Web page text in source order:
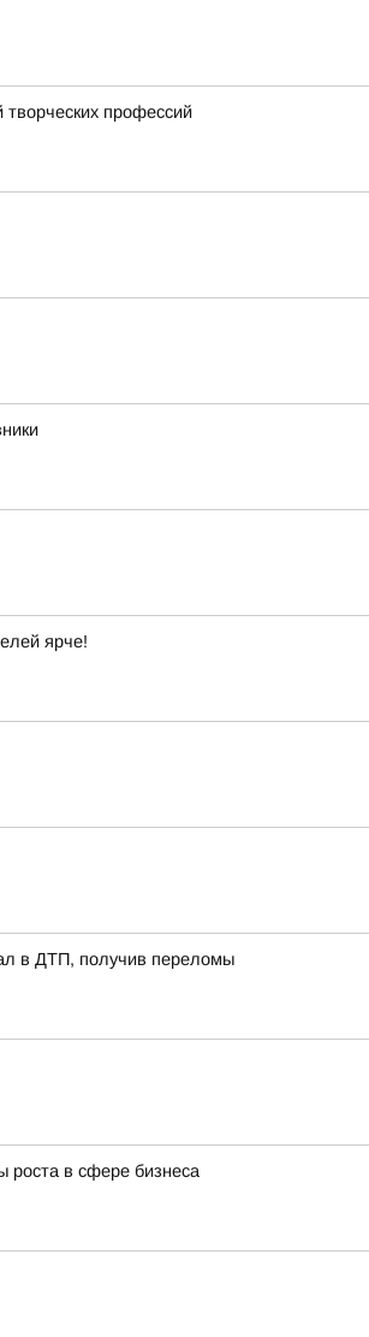
профессий
ярче!
в ДТП, получив переломы
роста в сфере бизнеса